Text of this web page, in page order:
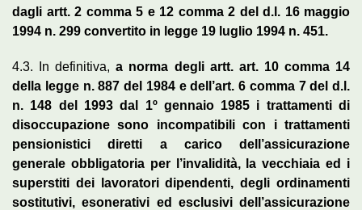
dagli artt. 2 comma 5 e 12 comma 2 del d.l. 16 maggio
1994 n. 299 convertito in legge 19 luglio 1994 n. 451.
4.3. In definitiva,a norma degli artt. art. 10 comma 14
della legge n. 887 del 1984 e dell’art. 6 comma 7 del d.l.
n. 148 del 1993 dal 1º gennaio 1985 i trattamenti di
disoccupazione sono incompatibili con i trattamenti
pensionistici diretti a carico dell’assicurazione
generale obbligatoria per l’invalidità, la vecchiaia ed i
superstiti dei lavoratori dipendenti, degli ordinamenti
sostitutivi, esonerativi ed esclusivi dell’assicurazione